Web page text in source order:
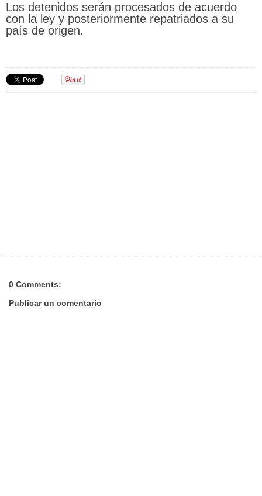
Los detenidos serán procesados de acuerdo
con la ley y posteriormente repatriados a su
país de origen.
0 Comments:
Publicar un comentario